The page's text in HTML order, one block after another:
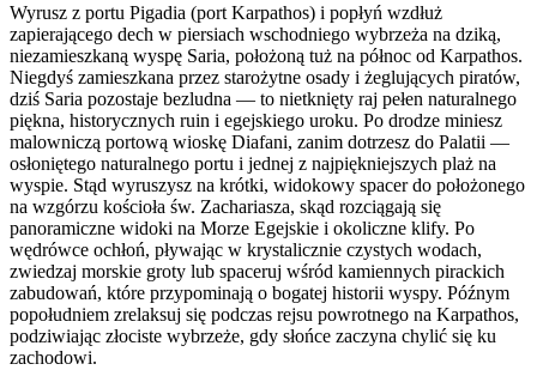
Wyrusz z portu Pigadia (port Karpathos) i popłyń wzdłuż
zapierającego dech w piersiach wschodniego wybrzeża na dziką,
niezamieszkaną wyspę Saria, położoną tuż na północ od Karpathos.
Niegdyś zamieszkana przez starożytne osady i żeglujących piratów,
dziś Saria pozostaje bezludna — to nietknięty raj pełen naturalnego
piękna, historycznych ruin i egejskiego uroku. Po drodze miniesz
malowniczą portową wioskę Diafani, zanim dotrzesz do Palatii —
osłoniętego naturalnego portu i jednej z najpiękniejszych plaż na
wyspie. Stąd wyruszysz na krótki, widokowy spacer do położonego
na wzgórzu kościoła św. Zachariasza, skąd rozciągają się
panoramiczne widoki na Morze Egejskie i okoliczne klify. Po
wędrówce ochłoń, pływając w krystalicznie czystych wodach,
zwiedzaj morskie groty lub spaceruj wśród kamiennych pirackich
zabudowań, które przypominają o bogatej historii wyspy. Późnym
popołudniem zrelaksuj się podczas rejsu powrotnego na Karpathos,
podziwiając złociste wybrzeże, gdy słońce zaczyna chylić się ku
zachodowi.